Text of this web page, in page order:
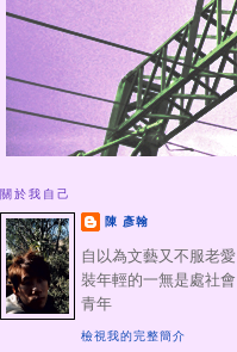
關於我自己
陳 彥翰
自以為文藝又不服老愛
裝年輕的一無是處社會
青年
檢視我的完整簡介